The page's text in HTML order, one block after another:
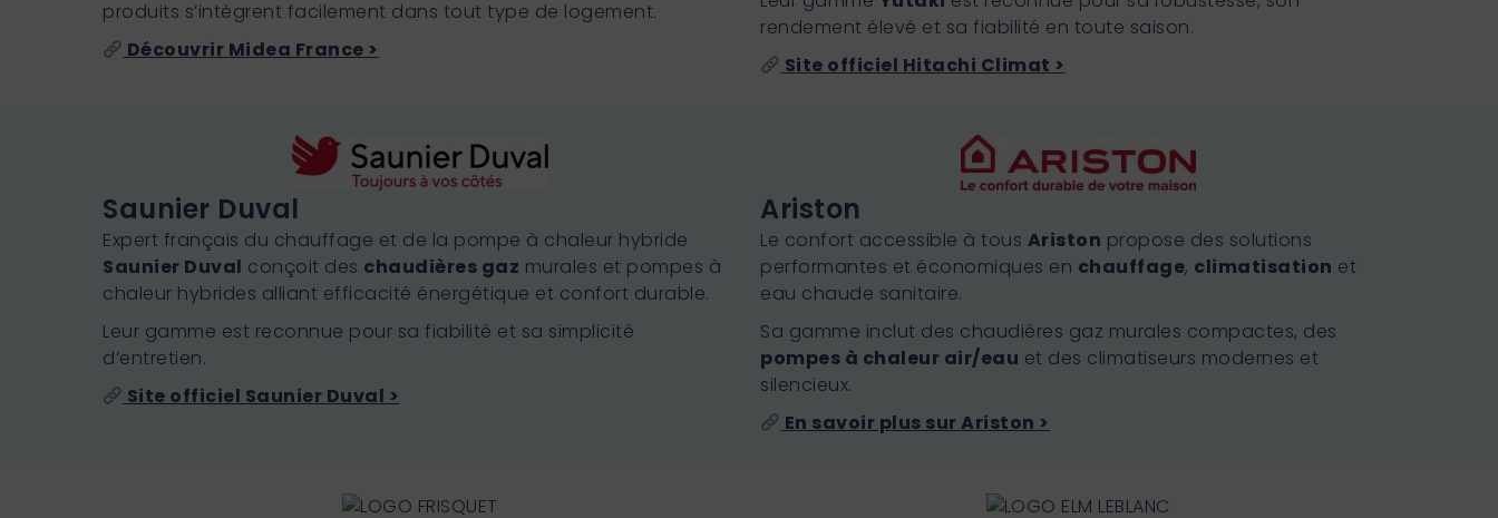
produits s’intègrent facilement dans tout type de logement.
Découvrir Midea France >
rendement élevé et sa fiabilité en toute saison.
Site officiel Hitachi Climat >
Saunier Duval
Expert français du chauffage et de la pompe à chaleur hybride
Saunier Duval conçoit des chaudières gaz murales et pompes à
chaleur hybrides alliant efficacité énergétique et confort durable.
Leur gamme est reconnue pour sa fiabilité et sa simplicité
d’entretien.
Site officiel Saunier Duval >
Ariston
Le confort accessible à tous Ariston propose des solutions
performantes et économiques en chauffage, climatisation et
eau chaude sanitaire.
Sa gamme inclut des chaudières gaz murales compactes, des
pompes à chaleur air/eau et des climatiseurs modernes et
silencieux.
En savoir plus sur Ariston >